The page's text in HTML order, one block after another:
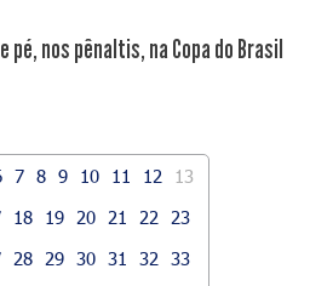
nos pênaltis, na Copa do Brasil
7 8 9 10 11 12
13
18 19 20 21 22
23
28 29 30 31 32
33